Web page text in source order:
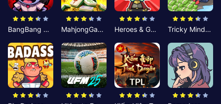
BangBang Zombies:Chiến Shelter MahjongGame Heroes & Gear? Yoink! Tricky Minds: Brainy Puzzle